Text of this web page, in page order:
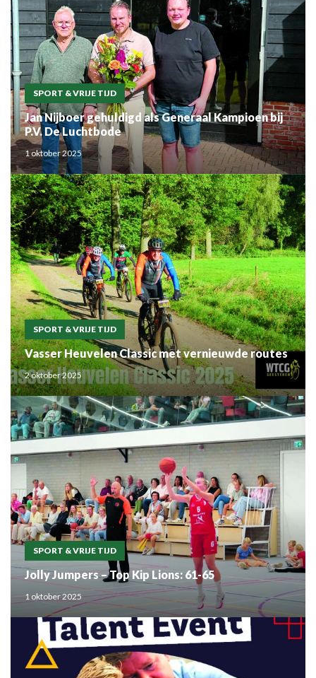
SPORT & VRIJE TIJD
Jan Nijboer gehuldigd als Generaal Kampioen bij
P.V. De Luchtbode
1 oktober 2025
SPORT & VRIJE TIJD
Vasser Heuvelen Classic met vernieuwde routes
2 oktober 2025
SPORT & VRIJE TIJD
Jolly Jumpers – Top Kip Lions: 61-65
1 oktober 2025